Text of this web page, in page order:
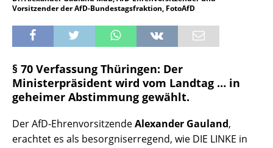
Vorsitzender der AfD-Bundestagsfraktion, FotoAfD
§ 70 Verfassung Thüringen: Der
Ministerpräsident wird vom Landtag … in
gehei­mer Abstimmung gewählt.
Der AfD-EhrenvorsitzendeAlexander Gauland,
erachtet es als besorgniserregend, wie DIE LINKE in